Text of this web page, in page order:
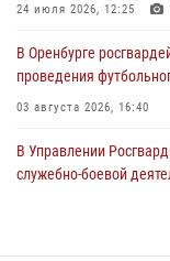
23 июля 2026, 10:47
24 июля 2026, 12:25
В Оренбурге
проведения
03 августа 2026, 16:40
В Управлении
служебно-боевой